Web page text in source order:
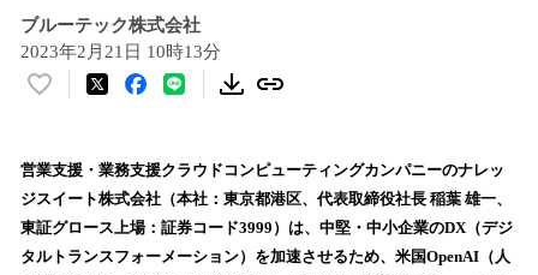
ブルーテック株式会社
2023年2月21日 10時13分
い
！
数
を
読
営業支援・業務支援クラウドコンピューティングカンパニーのナレッ
ジスイート株式会社（本社：東京都港区、代表取締役社長 稲葉 雄一、
東証グロース上場：証券コード3999）は、中堅・中小企業のDX（デジ
タルトランスフォーメーション）を加速させるため、米国OpenAI（人